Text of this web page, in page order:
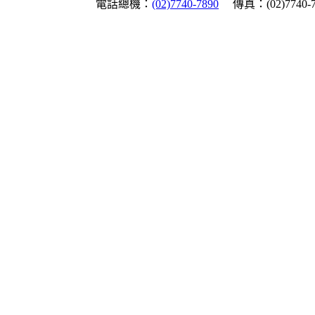
電話總機： (02)7740-7890 傳真：(02)7740-